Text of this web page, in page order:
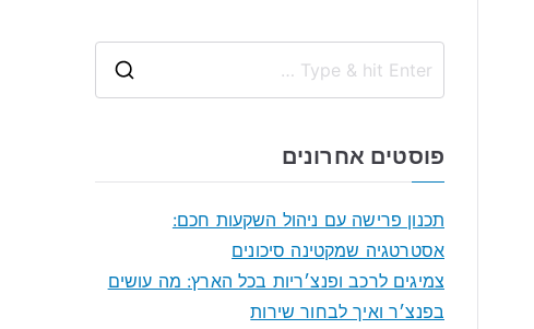
פוסטים אחרונים
תכנון פרישה עם ניהול השקעות חכם:
אסטרטגיה שמקטינה סיכונים
צמיגים לרכב ופנצ׳ריות בכל הארץ: מה עושים
בפנצ׳ר ואיך לבחור שירות